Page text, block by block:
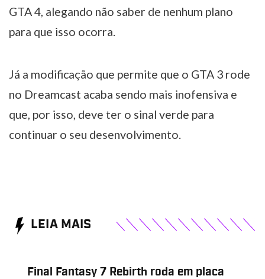
GTA 4, alegando não saber de nenhum plano
para que isso ocorra.
Já a modificação que permite que o GTA 3 rode
no Dreamcast acaba sendo mais inofensiva e
que, por isso, deve ter o sinal verde para
continuar o seu desenvolvimento.
LEIA MAIS
Final Fantasy 7 Rebirth roda em placa